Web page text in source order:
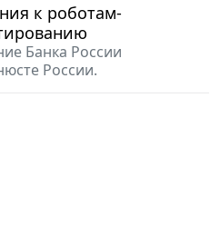
к роботам-
Банка России
России.